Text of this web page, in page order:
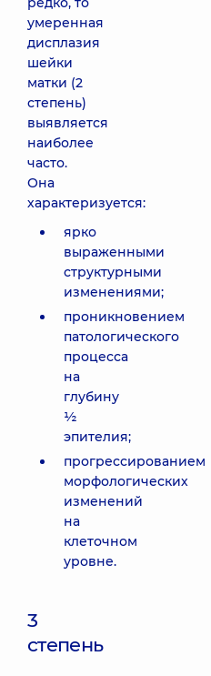
умеренная
дисплазия
шейки
матки (2
степень)
выявляется
наиболее
часто.
Она
характеризуется:
ярко
выраженными
структурными
изменениями;
проникновением
патологического
процесса
на
глубину
½
эпителия;
прогрессированием
морфологических
изменений
на
клеточном
уровне.
3
степень